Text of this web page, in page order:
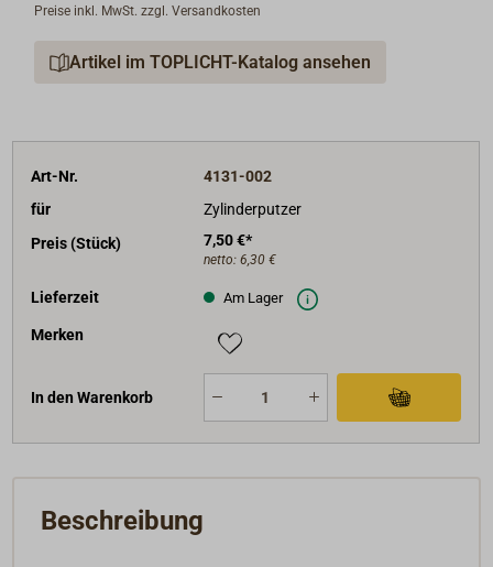
Preise inkl. MwSt. zzgl. Versandkosten
Artikel im TOPLICHT-Katalog ansehen
Art-Nr.
4131-002
für
Zylinderputzer
Preis (Stück)
7,50 €*
netto: 6,30 €
Lieferzeit Am Lager
Merken
In den Warenkorb
Beschreibung